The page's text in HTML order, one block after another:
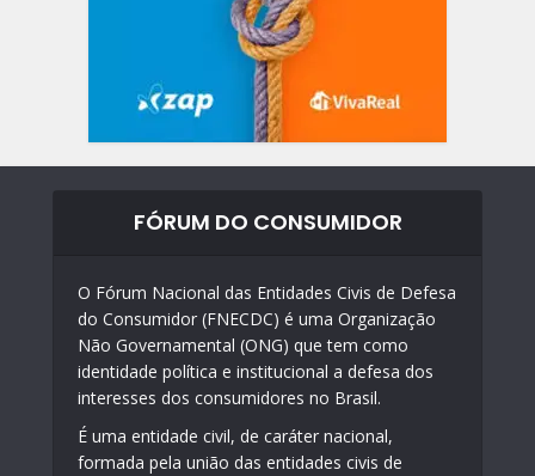
FÓRUM DO CONSUMIDOR
O Fórum Nacional das Entidades Civis de Defesa
do Consumidor (FNECDC) é uma Organização
Não Governamental (ONG) que tem como
identidade política e institucional a defesa dos
interesses dos consumidores no Brasil.
É uma entidade civil, de caráter nacional,
formada pela união das entidades civis de